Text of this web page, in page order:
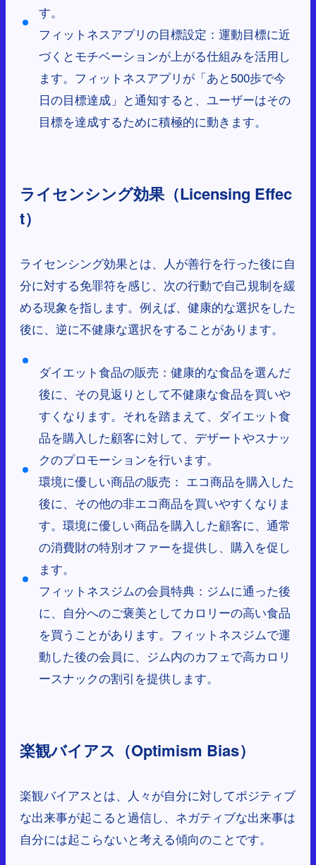
す。
フィットネスアプリの目標設定：運動目標に近
づくとモチベーションが上がる仕組みを活用し
ます。フィットネスアプリが「あと500歩で今
日の目標達成」と通知すると、ユーザーはその
目標を達成するために積極的に動きます。
ライセンシング効果（Licensing Effec
t）
ライセンシング効果とは、人が善行を行った後に自
分に対する免罪符を感じ、次の行動で自己規制を緩
める現象を指します。例えば、健康的な選択をした
後に、逆に不健康な選択をすることがあります。
ダイエット食品の販売：健康的な食品を選んだ
後に、その見返りとして不健康な食品を買いや
すくなります。それを踏まえて、ダイエット食
品を購入した顧客に対して、デザートやスナッ
クのプロモーションを行います。
環境に優しい商品の販売： エコ商品を購入した
後に、その他の非エコ商品を買いやすくなりま
す。環境に優しい商品を購入した顧客に、通常
の消費財の特別オファーを提供し、購入を促し
ます。
フィットネスジムの会員特典：ジムに通った後
に、自分へのご褒美としてカロリーの高い食品
を買うことがあります。フィットネスジムで運
動した後の会員に、ジム内のカフェで高カロリ
ースナックの割引を提供します。
楽観バイアス（Optimism Bias）
楽観バイアスとは、人々が自分に対してポジティブ
な出来事が起こると過信し、ネガティブな出来事は
自分には起こらないと考える傾向のことです。